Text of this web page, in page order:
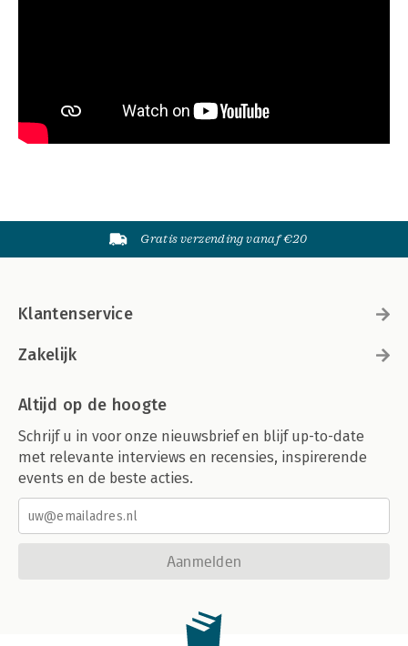
Gratis verzending vanaf €20
Klantenservice
Zakelijk
Altijd op de hoogte
Schrijf u in voor onze nieuwsbrief en blijf up-to-date
met relevante interviews en recensies, inspirerende
events en de beste acties.
Aanmelden